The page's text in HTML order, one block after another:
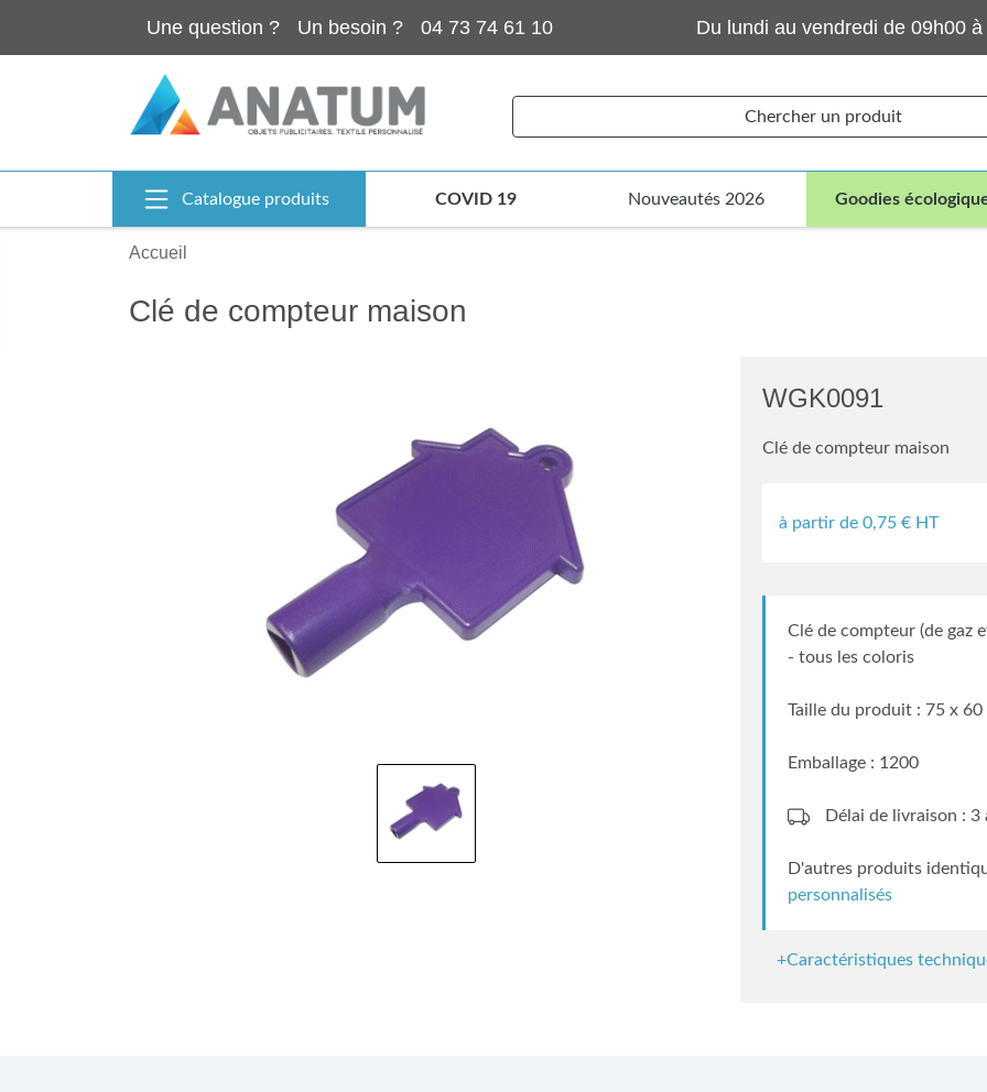
Une question ? Un besoin ? 04 73 74 61 10 Du lundi au vendredi de 09h00
Chercher un produit
Catalogue produits COVID 19 Nouveautés 2026 Goodies
Accueil
Clé de compteur maison
WGK0091
Clé de compteur maison
à partir de 0,75 € HT
Clé de compteur (de gaz
- tous les coloris
Taille du produit : 75 x 60
Emballage : 1200
Délai de livraison : 3
D'autres produits
personnalisés
+Caractéristiques